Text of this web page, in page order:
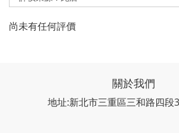
尚未有任何評價
關於我們
地址:新北市三重區三和路四段